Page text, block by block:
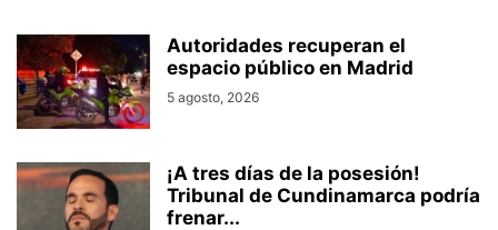
Autoridades recuperan el
espacio público en Madrid
5 agosto, 2026
¡A tres días de la posesión!
Tribunal de Cundinamarca podría
frenar...